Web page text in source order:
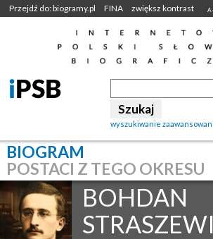
Przejdź do: biogramy.pl FINA zwiększ kontrast A
wyszukiwanie
BIOGRAM
POSTACI Z TEGO OKRESU
BOHDAN